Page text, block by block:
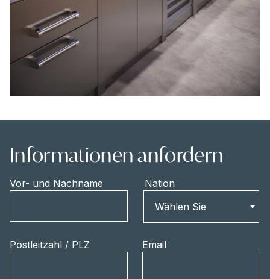
Informationen anfordern
Vor- und Nachname
Nation
Wählen Sie
Postleitzahl / PLZ Email